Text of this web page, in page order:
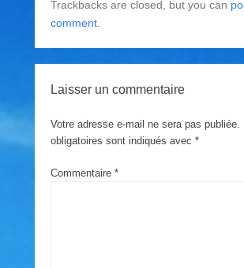
Trackbacks are closed, but you can
comment.
Laisser un commentaire
Votre adresse e-mail ne sera pas publiée.
obligatoires sont indiqués avec *
Commentaire *